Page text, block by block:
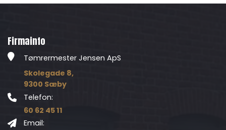
Firmainfo
Tømrermester Jensen ApS
Skolegade 8,
9300 Sæby
Telefon:
60 62 45 11
Email: